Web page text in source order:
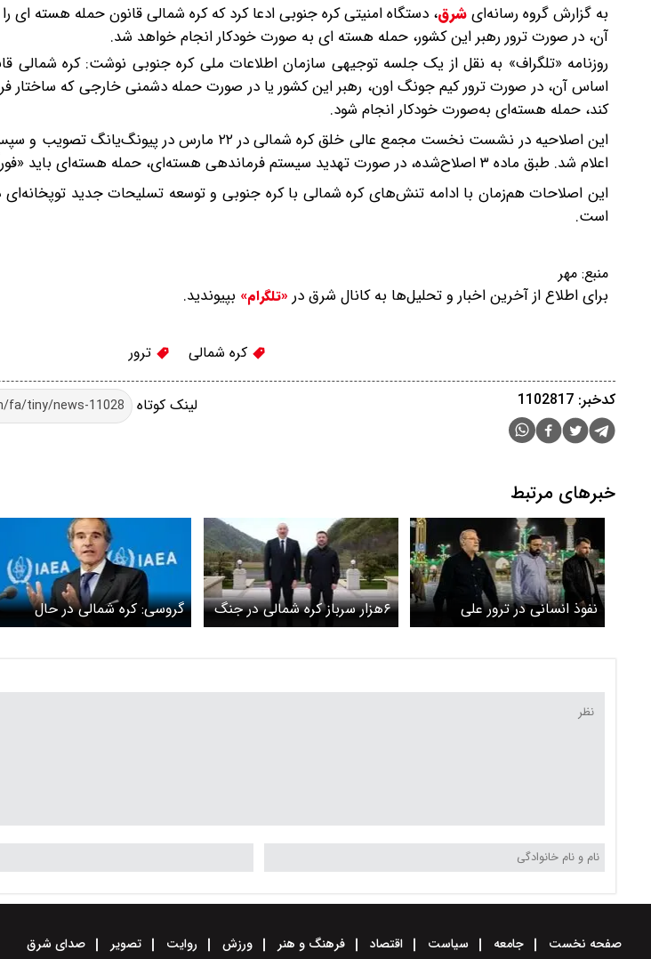
به گزارش گروه رسانه‌ایشرق، دستگاه امنیتی کره جنوبی ادعا کرد که کره شمالی قانون حمله هسته ای
آن، در صورت ترور رهبر این کشور، حمله هسته ای به صورت خودکار انجام خواهد شد.
روزنامه «تلگراف» به نقل از یک جلسه توجیهی سازمان اطلاعات ملی کره جنوبی نوشت: کره شمالی
اساس آن، در صورت ترور کیم جونگ اون، رهبر این کشور یا در صورت حمله دشمنی خارجی که ساختار
کند، حمله هسته‌ای به‌صورت خودکار انجام شود.
این اصلاحیه در نشست نخست مجمع عالی خلق کره شمالی در ۲۲
اعلام شد. طبق ماده ۳ اصلاح‌شده، در صورت تهدید سیستم فرماندهی هسته‌ای، حمله هسته‌ای باید «فوراً و به‌صورت خودکار» انجام شود.
این اصلاحات هم‌زمان با ادامه تنش‌های کره شمالی با کره جنوبی و توسعه تسلیحات جدید
است.
منبع: مهر
برای اطلاع از آخرین اخبار و تحلیل‌ها به کانال شرق در «تلگرام» بپیوندید.
کره شمالی ترور
لینک کوتاه کدخبر: 1102817
خبرهای مرتبط
نفوذ انسانی در ترور علی
لاریجانی چقدر نقش داشت؟ /
۶هزار سرباز کره شمالی در جنگ
اوکراین کشته شدند
گروسی: کره شمالی در حال
گسترش سریع توانایی هسته‌ای
صفحه نخست جامعه سیاست اقتصاد فرهنگ و هنر ورزش روایت تصویر صدای شرق